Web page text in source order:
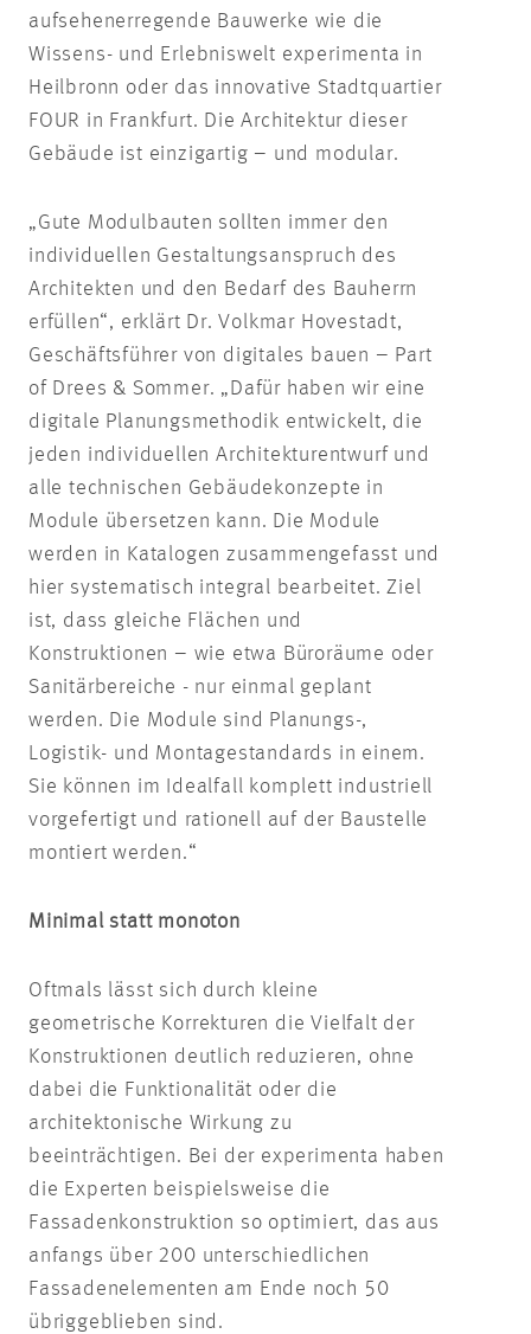
aufsehenerregende Bauwerke wie die
Wissens- und Erlebniswelt experimenta in
Heilbronn oder das innovative Stadtquartier
FOUR in Frankfurt. Die Architektur dieser
Gebäude ist einzigartig – und modular.
„Gute Modulbauten sollten immer den
individuellen Gestaltungsanspruch des
Architekten und den Bedarf des Bauherrn
erfüllen“, erklärt Dr. Volkmar Hovestadt,
Geschäftsführer von digitales bauen – Part
of Drees & Sommer. „Dafür haben wir eine
digitale Planungsmethodik entwickelt, die
jeden individuellen Architekturentwurf und
alle technischen Gebäudekonzepte in
Module übersetzen kann. Die Module
werden in Katalogen zusammengefasst und
hier systematisch integral bearbeitet. Ziel
ist, dass gleiche Flächen und
Konstruktionen – wie etwa Büroräume oder
Sanitärbereiche - nur einmal geplant
werden. Die Module sind Planungs-,
Logistik- und Montagestandards in einem.
Sie können im Idealfall komplett industriell
vorgefertigt und rationell auf der Baustelle
montiert werden.“
Minimal statt monoton
Oftmals lässt sich durch kleine
geometrische Korrekturen die Vielfalt der
Konstruktionen deutlich reduzieren, ohne
dabei die Funktionalität oder die
architektonische Wirkung zu
beeinträchtigen. Bei der experimenta haben
die Experten beispielsweise die
Fassadenkonstruktion so optimiert, das aus
anfangs über 200 unterschiedlichen
Fassadenelementen am Ende noch 50
übriggeblieben sind.